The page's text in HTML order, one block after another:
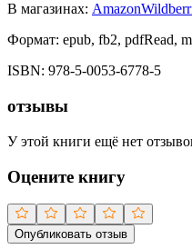
В магазинах: Amazon
Формат: epub, fb2, pdfRead,
ISBN: 978-5-0053-6778-5
отзывы
У этой книги ещё нет
Оцените книгу
Опубликовать отзыв